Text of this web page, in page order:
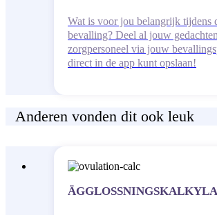
Wat is voor jou belangrijk tijdens
bevalling? Deel al jouw
zorgpersoneel via jouw
direct in de app kunt opslaan!
Anderen vonden dit ook leuk